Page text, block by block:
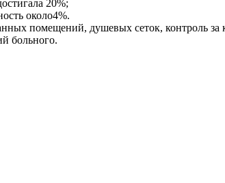
20%;
около4%.
помещений, душевых сеток, контроль
больного.